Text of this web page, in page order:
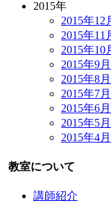
2015年
2015年12
2015年11
2015年10
2015年9月
2015年8月
2015年7月
2015年6月
2015年5月
2015年4月
教室について
講師紹介